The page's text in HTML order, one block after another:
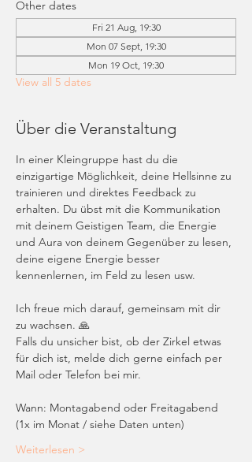
Other dates
Fri 21 Aug, 19:30
Mon 07 Sept, 19:30
Mon 19 Oct, 19:30
View all 5 dates
Über die Veranstaltung
In einer Kleingruppe hast du die
einzigartige Möglichkeit, deine Hellsinne zu
trainieren und direktes Feedback zu
erhalten. Du übst mit die Kommunikation
mit deinem Geistigen Team, die Energie
und Aura von deinem Gegenüber zu lesen,
deine eigene Energie besser
kennenlernen, im Feld zu lesen usw.
Ich freue mich darauf, gemeinsam mit dir
zu wachsen. 🙏
Falls du unsicher bist, ob der Zirkel etwas
für dich ist, melde dich gerne einfach per
Mail oder Telefon bei mir.
Wann: Montagabend oder Freitagabend
(1x im Monat / siehe Daten unten)
Weiterlesen >